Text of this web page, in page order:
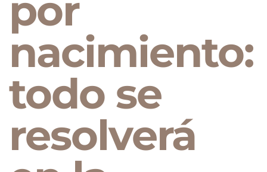
por
nacimiento:
todo se
resolverá